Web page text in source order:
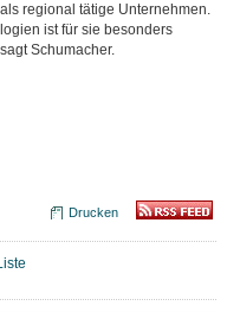
regional tätige Unternehmen.
ist für sie besonders
Schumacher.
Drucken